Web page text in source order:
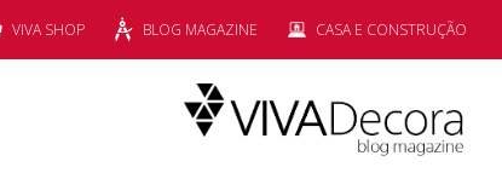
VIVA SHOP BLOG MAGAZINE CASA E CONSTRUÇÃO